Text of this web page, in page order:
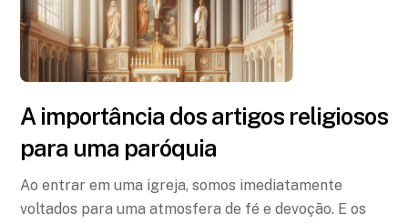
A importância dos artigos religiosos
para uma paróquia
Ao entrar em uma igreja, somos imediatamente
voltados para uma atmosfera de fé e devoção. E os